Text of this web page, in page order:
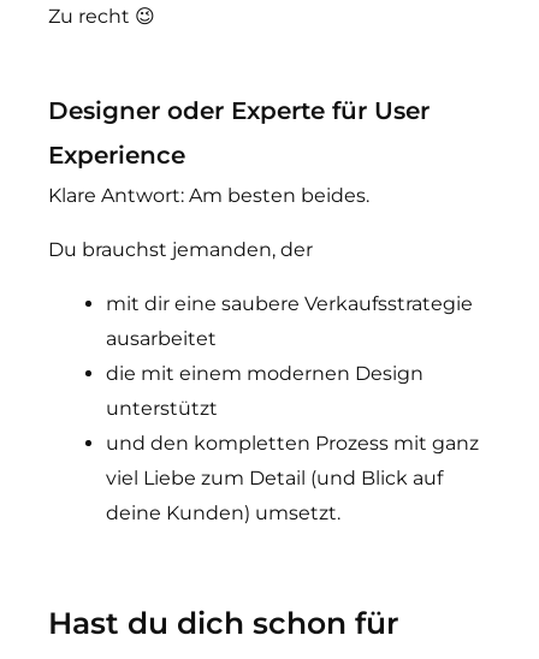
Zu recht 😉
Designer oder Experte für User
Experience
Klare Antwort: Am besten beides.
Du brauchst jemanden, der
mit dir eine saubere Verkaufsstrategie
ausarbeitet
die mit einem modernen Design
unterstützt
und den kompletten Prozess mit ganz
viel Liebe zum Detail (und Blick auf
deine Kunden) umsetzt.
Hast du dich schon für